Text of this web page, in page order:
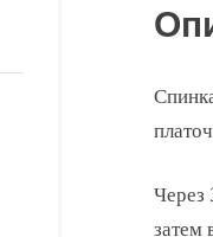
Через
затем